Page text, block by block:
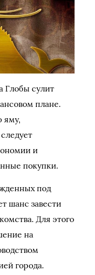
Глобы сулит
плане.
яму,
и
покупки.
под
шанс завести
Для этого
на
города.